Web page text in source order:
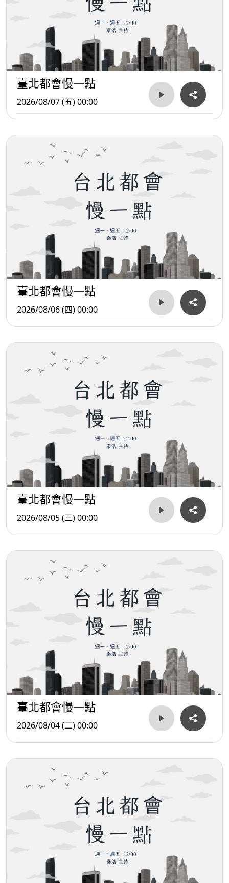
臺北都會慢一點
2026/08/07 (五) 00:00
臺北都會慢一點
2026/08/06 (四) 00:00
臺北都會慢一點
2026/08/05 (三) 00:00
臺北都會慢一點
2026/08/04 (二) 00:00